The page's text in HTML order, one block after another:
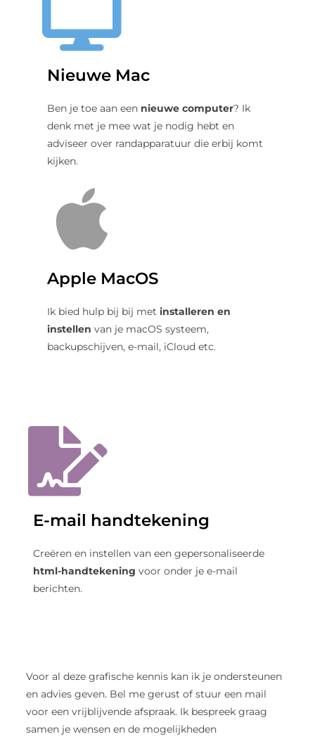
Nieuwe Mac
Ben je toe aan een nieuwe computer? Ik
denk met je mee wat je nodig hebt en
adviseer over randapparatuur die erbij komt
kijken.
Apple MacOS
Ik bied hulp bij bij met installeren en
instellen van je macOS systeem,
backupschijven, e-mail, iCloud etc.
E-mail handtekening
Creëren en instellen van een gepersonaliseerde
html-handtekening voor onder je e-mail
berichten.
Voor al deze grafische kennis kan ik je ondersteunen
en advies geven. Bel me gerust of stuur een mail
voor een vrijblijvende afspraak. Ik bespreek graag
samen je wensen en de mogelijkheden